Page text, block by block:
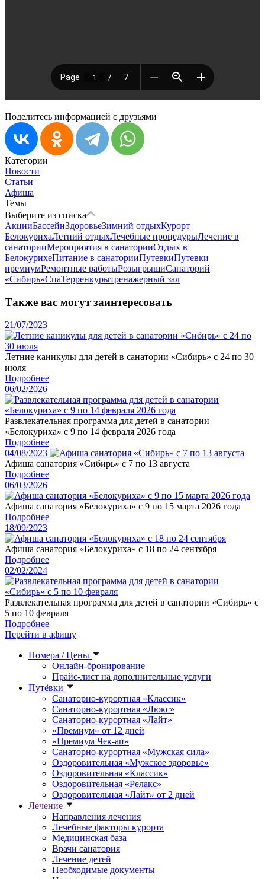
Поделитесь информацией с друзьями
Категории
Новости
Статьи
Афиша
Темы
Выберите из списка
АкцииБассейнЗдоровьеЗимний отдыхКурорт
БелокурихаЛетний отдыхЛечебные процедурыЛечение в
санаторииМероприятия в санаторииОтдых в
БелокурихеПитание в санаторииПутевкиПутевки
премиумРемонтные работыРозыгрышиСанаторий
«Сибирь»СпаТерренкурытренажерный зал
Также вас могут заинтересовать
21/07/2023
Летние каникулы для детей в санатории «Сибирь» с 24 по 30
июля
Подробнее
06/02/2026
Развлекательная программа для детей в санатории
«Белокуриха» с 9 по 14 февраля 2026 года
Подробнее
04/08/2023
Афиша санатория «Сибирь» с 7 по 13 августа
Подробнее
06/03/2026
Афиша санатория «Белокуриха» с 9 по 15 марта 2026 года
Подробнее
18/09/2023
Афиша санатория «Белокуриха» с 18 по 24 сентября
Подробнее
02/02/2024
Развлекательная программа для детей в санатории «Сибирь» с
5 по 10 февраля
Подробнее
Перейти в афишу
Номера / Цены
Онлайн-бронирование
Прайс-лист на дополнительные услуги
Путёвки
Санаторно-курортная «Классик»
Санаторно-курортная «Люкс»
Санаторно-курортная «Лайт»
«Премиум» от 12 дней
«Премиум Чек-ап»
Санаторно-курортная «Мужская сила»
Оздоровительная «Мужское здоровье»
Оздоровительная «Классик»
Оздоровительная «Релакс»
Оздоровительная «Лайт» от 2 дней
Лечение
Направления лечения
Лечебные факторы курорта
Медицинская база
Врачи санатория
Лечение детей
Необходимые документы